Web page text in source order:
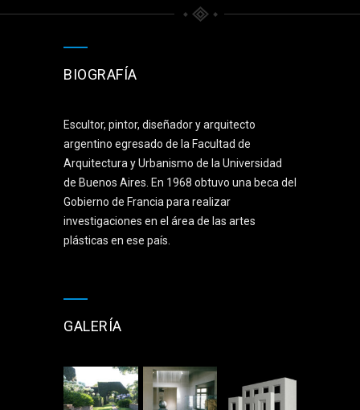
BIOGRAFÍA
Escultor, pintor, diseñador y arquitecto
argentino egresado de la Facultad de
Arquitectura y Urbanismo de la Universidad
de Buenos Aires. En 1968 obtuvo una beca del
Gobierno de Francia para realizar
investigaciones en el área de las artes
plásticas en ese país.
GALERÍA